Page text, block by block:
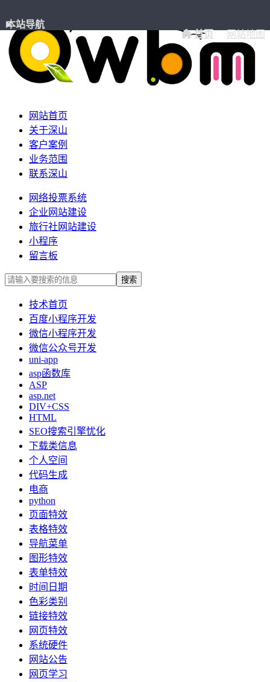
本站导航
首页
网站地图
网站首页
关于深山
客户案例
业务范围
联系深山
网络投票系统
企业网站建设
旅行社网站建设
小程序
留言板
技术首页
百度小程序开发
微信小程序开发
微信公众号开发
uni-app
asp函数库
ASP
asp.net
DIV+CSS
HTML
SEO搜索引擎忧化
下载类信息
个人空间
代码生成
电商
python
页面特效
表格特效
导航菜单
图形特效
表单特效
时间日期
色彩类别
链接特效
网页特效
系统硬件
网站公告
网页学习